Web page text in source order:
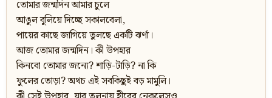
তোমার জন্মদিন আমার চুলে
আঙুল বুলিয়ে দিচ্ছে সকালবেলা,
পায়ের কাছে জাগিয়ে তুলছে একটি ঝর্ণা।
আজ তোমার জন্মদিন। কী উপহার
কিনবো তোমার জন্যে? শাড়ি-টাড়ি? না কি
ফুলের তোড়া? অথচ এই সবকিছুই বড় মামুলি।